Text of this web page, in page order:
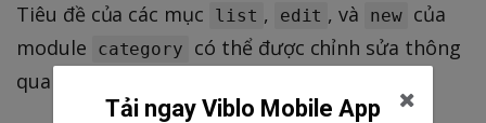
Tiêu đề của các mục list , edit , và new của
module
category
có thể được chỉnh sửa thông
qua option
Tải ngay Viblo Mobile App